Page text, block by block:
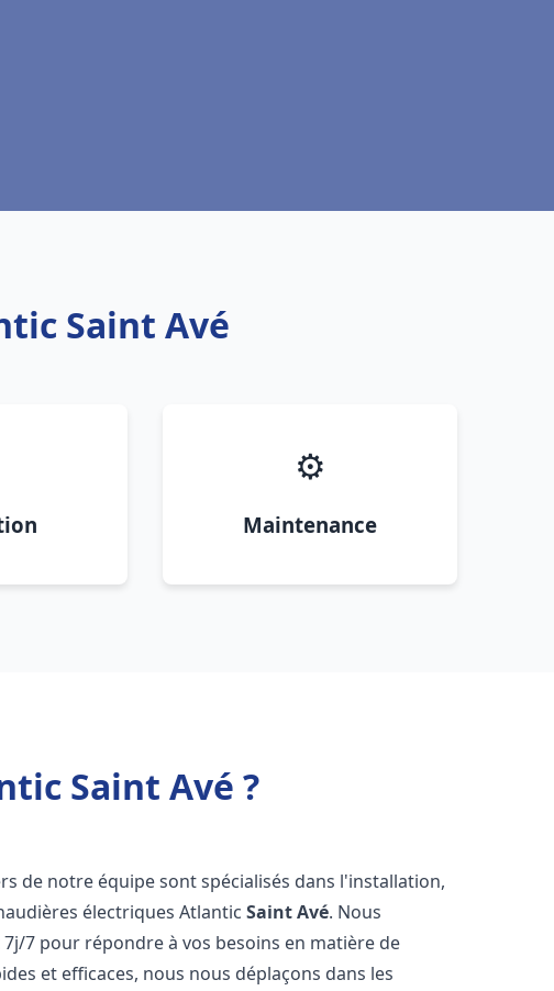
Saint Avé
⚙️
Maintenance
Saint Avé ?
de notre équipe sont spécialisés dans l'installation,
électriques AtlanticSaint Avé. Nous
7 pour répondre à vos besoins en matière de
et efficaces, nous nous déplaçons dans les